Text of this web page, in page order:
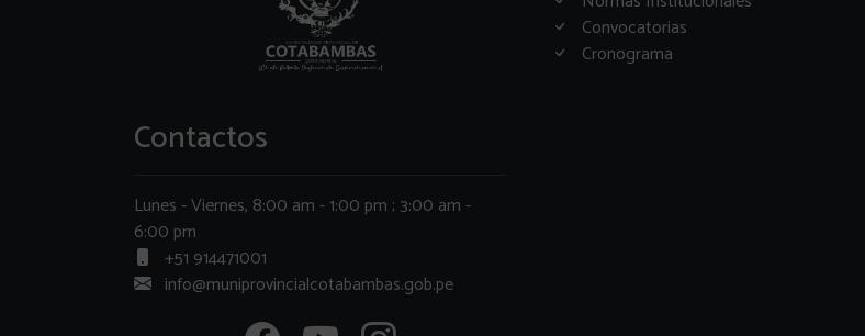
Contactos
Lunes - Viernes, 8:00 am - 1:00 pm ; 3:00 am -
6:00 pm
+51 914471001
info@muniprovincialcotabambas.gob.pe
Convocatorias
Cronograma